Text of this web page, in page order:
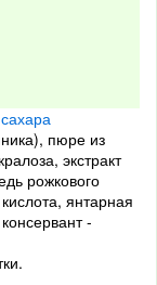
пюре из
экстракт
рожкового
янтарная
-